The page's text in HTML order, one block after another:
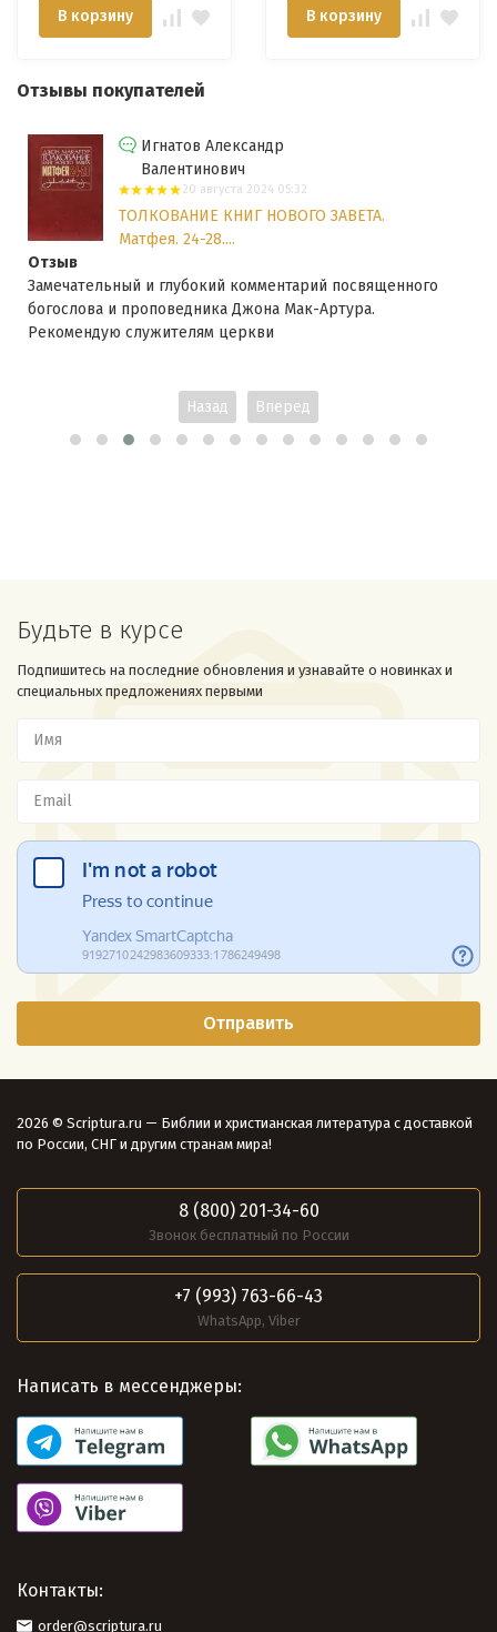
В корзину В корзину
Отзывы покупателей
Игнатов Александр
Валентинович
20 августа 2024 05:32
ТОЛКОВАНИЕ КНИГ НОВОГО ЗАВЕТА.
Матфея. 24-28....
Отзыв
Замечательный и глубокий комментарий посвященного
богослова и проповедника Джона Мак-Артура.
Рекомендую служителям церкви
Назад Вперед
Будьте в курсе
Подпишитесь на последние обновления и узнавайте о новинках и
специальных предложениях первыми
2026 © Scriptura.ru — Библии и христианская литература с доставкой
по России, СНГ и другим странам мира!
8 (800) 201-34-60
Звонок бесплатный по России
+7 (993) 763-66-43
WhatsApp, Viber
Написать в мессенджеры:
Контакты:
order@scriptura.ru